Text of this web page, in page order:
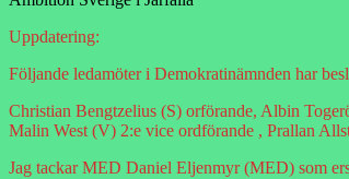
Uppdatering:
Följande ledamöter i Demokratinämnden har
Christian Bengtzelius (S) orförande, Albin
Malin West (V) 2:e vice ordförande , Prallan
Jag tackar MED Daniel Eljenmyr (MED) som